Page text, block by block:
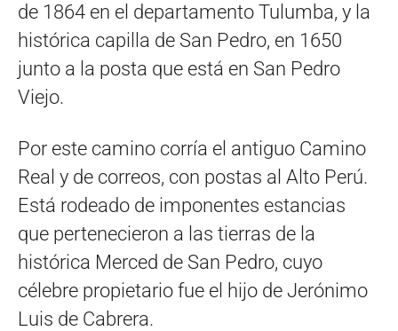
de 1864 en el departamento Tulumba, y la
histórica capilla de San Pedro, en 1650
junto a la posta que está en San Pedro
Viejo.
Por este camino corría el antiguo Camino
Real y de correos, con postas al Alto Perú.
Está rodeado de imponentes estancias
que pertenecieron a las tierras de la
histórica Merced de San Pedro, cuyo
célebre propietario fue el hijo de Jerónimo
Luis de Cabrera.